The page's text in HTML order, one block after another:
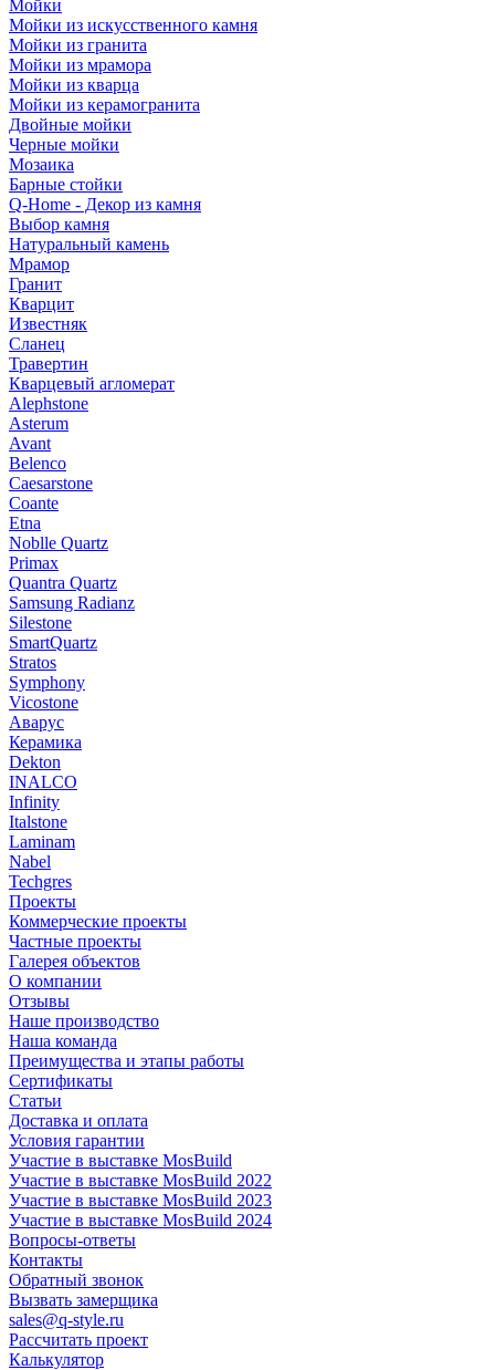
Мойки
Мойки из искусственного камня
Мойки из гранита
Мойки из мрамора
Мойки из кварца
Мойки из керамогранита
Двойные мойки
Черные мойки
Мозаика
Барные стойки
Q-Home - Декор из камня
Выбор камня
Натуральный камень
Мрамор
Гранит
Кварцит
Известняк
Сланец
Травертин
Кварцевый агломерат
Alephstone
Asterum
Avant
Belenco
Caesarstone
Coante
Etna
Noblle Quartz
Primax
Quantra Quartz
Samsung Radianz
Silestone
SmartQuartz
Stratos
Symphony
Vicostone
Аварус
Керамика
Dekton
INALCO
Infinity
Italstone
Laminam
Nabel
Techgres
Проекты
Коммерческие проекты
Частные проекты
Галерея объектов
О компании
Отзывы
Наше производство
Наша команда
Преимущества и этапы работы
Сертификаты
Статьи
Доставка и оплата
Условия гарантии
Участие в выставке MosBuild
Участие в выставке MosBuild 2022
Участие в выставке MosBuild 2023
Участие в выставке MosBuild 2024
Вопросы-ответы
Контакты
Обратный звонок
Вызвать замерщика
sales@q-style.ru
Рассчитать проект
Калькулятор